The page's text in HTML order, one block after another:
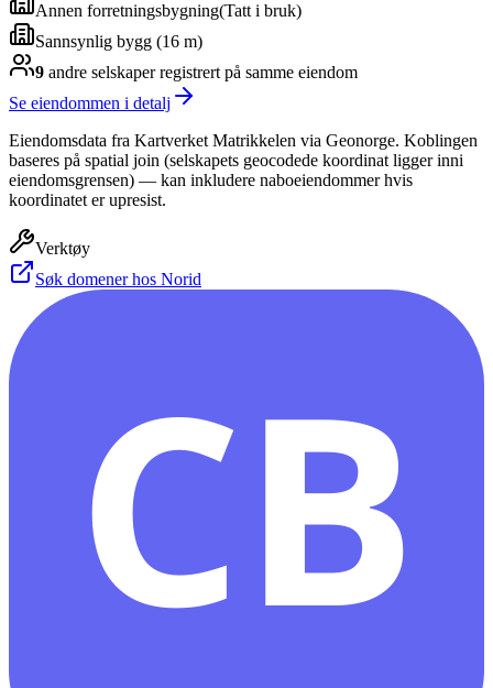
Annen forretningsbygning(Tatt i bruk)
Sannsynlig bygg (16 m)
9 andre selskaperregistrert på samme eiendom
Se eiendommen i detalj
Eiendomsdata fra Kartverket Matrikkelen via Geonorge. Koblingen
baseres på spatial join (selskapets geocodede koordinat ligger inni
eiendomsgrensen) — kan inkludere naboeiendommer hvis
koordinatet er upresist.
Verktøy
Søk domener hos Norid
CB